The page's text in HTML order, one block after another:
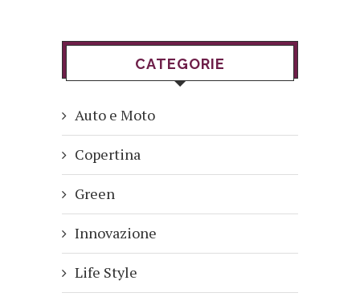
CATEGORIE
Auto e Moto
Copertina
Green
Innovazione
Life Style